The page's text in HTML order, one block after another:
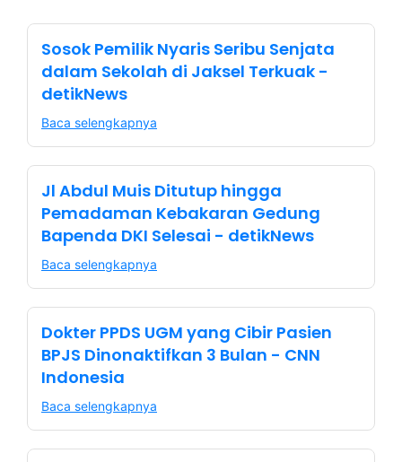
Sosok Pemilik Nyaris Seribu Senjata
dalam Sekolah di Jaksel Terkuak -
detikNews
Baca selengkapnya
Jl Abdul Muis Ditutup hingga
Pemadaman Kebakaran Gedung
Bapenda DKI Selesai - detikNews
Baca selengkapnya
Dokter PPDS UGM yang Cibir Pasien
BPJS Dinonaktifkan 3 Bulan - CNN
Indonesia
Baca selengkapnya